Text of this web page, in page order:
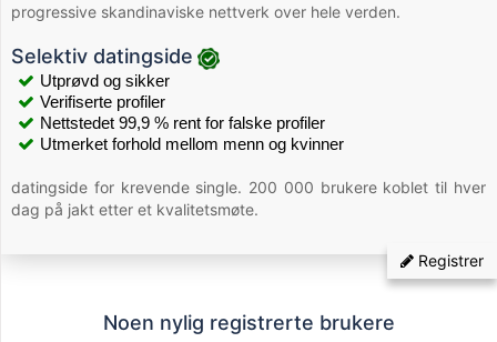
progressive skandinaviske nettverk over hele verden.
Selektiv datingside
Utprøvd og sikker
Verifiserte profiler
Nettstedet 99,9 % rent for falske profiler
Utmerket forhold mellom menn og kvinner
datingside for krevende single. 200 000 brukere koblet til hver
dag på jakt etter et kvalitetsmøte.
Registrer
Noen nylig registrerte brukere